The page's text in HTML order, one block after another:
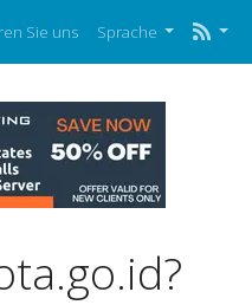
Sie uns Sprache